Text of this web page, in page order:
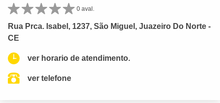
0 aval.
Rua Prca. Isabel, 1237, São Miguel, Juazeiro Do Norte -
CE
ver horario de atendimento.
ver telefone